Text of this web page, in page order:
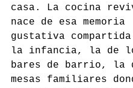
casa. La cocina
nace de esa memoria
gustativa
la infancia, la de
bares de barrio, la
mesas familiares